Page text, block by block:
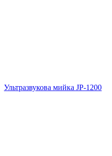
Ультразвукова мийка JP-1200